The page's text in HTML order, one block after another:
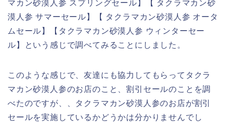
マカン砂漠人参 スプリングセール】【 タクラマカン砂
漠人参 サマーセール】【 タクラマカン砂漠人参 オータ
ムセール】【タクラマカン砂漠人参 ウィンターセー
ル】という感じで調べてみることにしました。
このような感じで、友達にも協力してもらってタクラ
マカン砂漠人参のお店のこと、割引セールのことを調
べたのですが、、タクラマカン砂漠人参のお店が割引
セールを実施しているかどうかは分かりませんでし